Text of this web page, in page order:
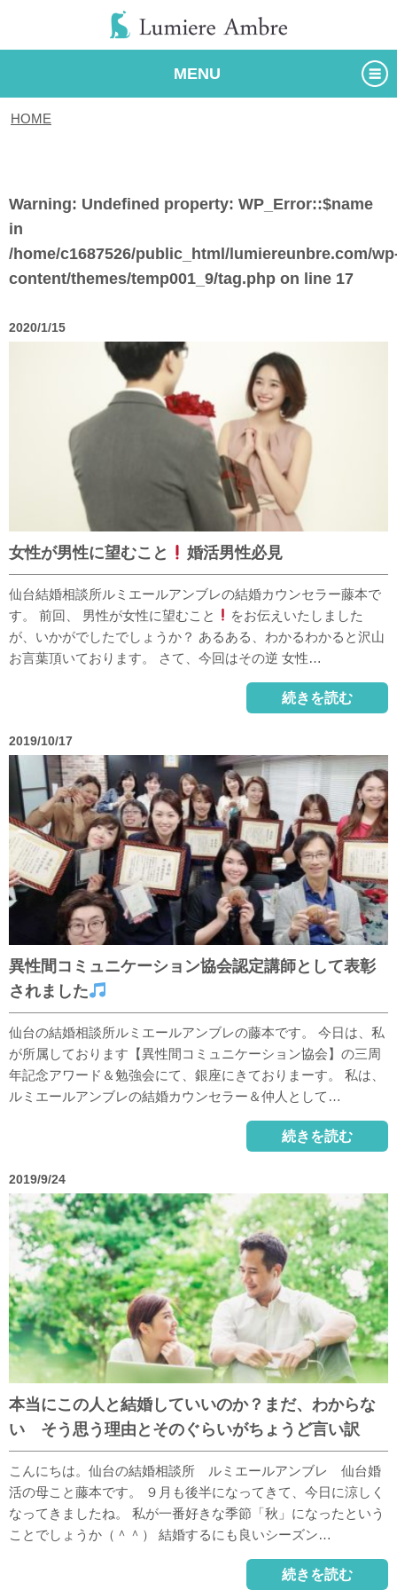
MENU
HOME
Warning: Undefined property: WP_Error::$name
in
/home/c1687526/public_html/lumiereunbre.com/
content/themes/temp001_9/tag.php on line 17
2020/1/15
女性が男性に望むこと 婚活男性必見
仙台結婚相談所ルミエールアンブレの結婚カウンセラー藤本で
す。 前回、 男性が女性に望むこと
をお伝えいたしました
が、いかがでしたでしょうか？ あるある、わかるわかると沢山
お言葉頂いております。 さて、今回はその逆 女性…
続きを読む
2019/10/17
異性間コミュニケーション協会認定講師として表彰
されました
仙台の結婚相談所ルミエールアンブレの藤本です。 今日は、私
が所属しております【異性間コミュニケーション協会】の三周
年記念アワード＆勉強会にて、銀座にきておりまーす。 私は、
ルミエールアンブレの結婚カウンセラー＆仲人として…
続きを読む
2019/9/24
本当にこの人と結婚していいのか？まだ、わからな
い そう思う理由とそのぐらいがちょうど言い訳
こんにちは。仙台の結婚相談所 ルミエールアンブレ 仙台婚
活の母こと藤本です。 ９月も後半になってきて、今日に涼しく
なってきましたね。 私が一番好きな季節「秋」になったという
ことでしょうか（＾＾） 結婚するにも良いシーズン…
続きを読む